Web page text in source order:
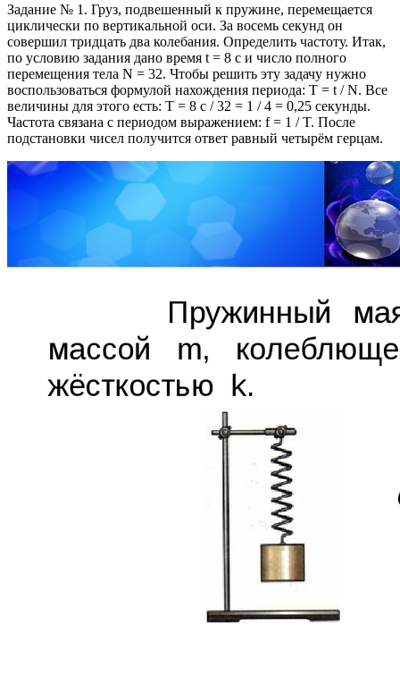
Задание № 1. Груз, подвешенный к пружине, перемещается
циклически по вертикальной оси. За восемь секунд он
совершил тридцать два колебания. Определить частоту. Итак,
по условию задания дано время t = 8 c и число полного
перемещения тела N = 32. Чтобы решить эту задачу нужно
воспользоваться формулой нахождения периода: T = t / N. Все
величины для этого есть: T = 8 c / 32 = 1 / 4 = 0,25 секунды.
Частота связана с периодом выражением: f = 1 / T. После
подстановки чисел получится ответ равный четырём герцам.